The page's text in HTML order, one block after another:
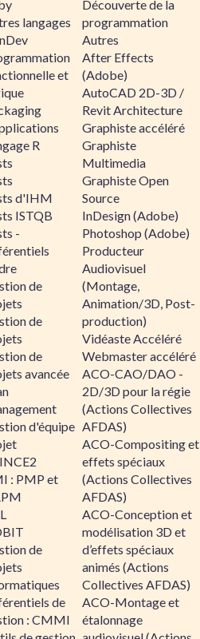
langages
et
R
d'IHM
ISTQB
-
de
de
de
avancée
d'équipe
: PMP et
de
de
: CMMI
Découverte de la
programmation
Autres
After Effects
(Adobe)
AutoCAD 2D-3D /
Revit Architecture
Graphiste accéléré
Graphiste
Multimedia
Graphiste Open
Source
InDesign (Adobe)
Photoshop (Adobe)
Producteur
Audiovisuel
(Montage,
Animation/3D, Post-
production)
Vidéaste Accéléré
Webmaster accéléré
ACO-CAO/DAO -
2D/3D pour la régie
(Actions Collectives
AFDAS)
ACO-Compositing et
effets spéciaux
(Actions Collectives
AFDAS)
ACO-Conception et
modélisation 3D et
d’effets spéciaux
animés (Actions
Collectives AFDAS)
ACO-Montage et
étalonnage